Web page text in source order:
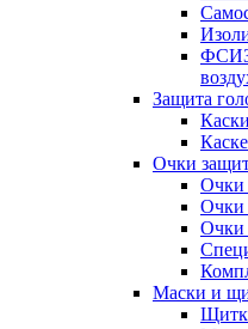
Защита
Каски
Очки
Очки
Очки
Очки
Маски и